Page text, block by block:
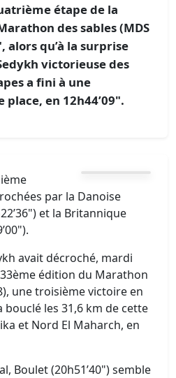
étape de la
des sables (MDS
alors qu’à la surprise
victorieuse des
a fini à une
en 12h44’09".
par la Danoise
et la Britannique
avait décroché, mardi
édition du Marathon
une troisième victoire en
bouclé les 31,6 km de cette
et Nord El Maharch, en
Boulet (20h51’40") semble